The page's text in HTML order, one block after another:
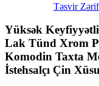
Təsvir
Yüksək
Lak Tünd Xrom
Komodin Taxta
İstehsalçı Çin